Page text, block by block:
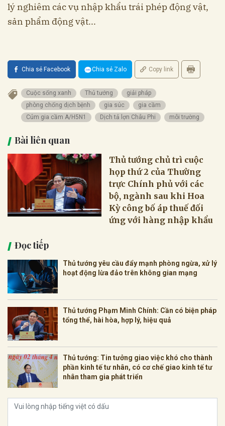
lý nghiêm các vụ nhập khẩu trái phép động vật,
sản phẩm động vật...
Chia sẻ Facebook Chia sẻ Zalo Copy link
Cuộc sống xanh Thủ tướng
giải pháp
phòng chống dịch bệnh
gia súc
gia cầm
Cúm gia cầm A/H5N1
Dịch tả lợn Châu Phi môi trường
Bài liên quan
Thủ tướng chủ trì cuộc
họp thứ 2 của Thường
trực Chính phủ với các
bộ, ngành sau khi Hoa
Kỳ công bố áp thuế đối
ứng với hàng nhập khẩu
Đọc tiếp
Thủ tướng yêu cầu đẩy mạnh phòng ngừa, xử lý
hoạt động lừa đảo trên không gian mạng
Thủ tướng Phạm Minh Chính: Cần có biện pháp
tổng thể, hài hòa, hợp lý, hiệu quả
Thủ tướng: Tin tưởng giao việc khó cho thành
phần kinh tế tư nhân, có cơ chế giao kinh tế tư
nhân tham gia phát triển